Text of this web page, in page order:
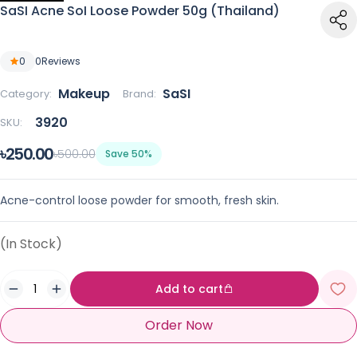
SaSI Acne SoI Loose Powder 50g (Thailand)
0 0Reviews
Category: Makeup Brand: SaSI
SKU: 3920
৳250.00৳500.00 Save 50%
Acne-control loose powder for smooth, fresh skin.
(In Stock)
Add to cart
Order Now